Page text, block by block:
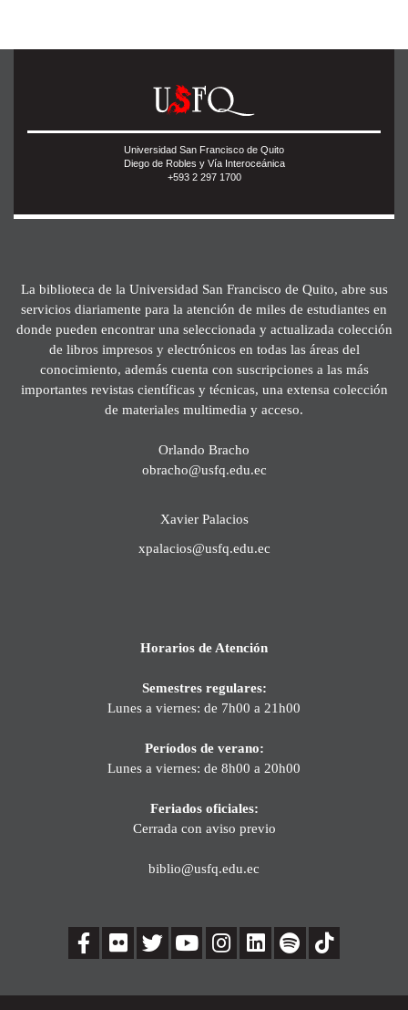
Universidad San Francisco de Quito
Diego de Robles y Vía Interoceánica
+593 2 297 1700
La biblioteca de la Universidad San Francisco de Quito, abre sus
servicios diariamente para la atención de miles de estudiantes en
donde pueden encontrar una seleccionada y actualizada colección
de libros impresos y electrónicos en todas las áreas del
conocimiento, además cuenta con suscripciones a las más
importantes revistas científicas y técnicas, una extensa colección
de materiales multimedia y acceso.
Orlando Bracho
obracho@usfq.edu.ec
Xavier Palacios
xpalacios@usfq.edu.ec
Horarios de Atención
Semestres regulares:
Lunes a viernes: de 7h00 a 21h00
Períodos de verano:
Lunes a viernes: de 8h00 a 20h00
Feriados oficiales:
Cerrada con aviso previo
biblio@usfq.edu.ec